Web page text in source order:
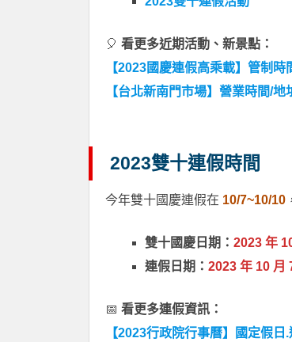
🎈 看更多近期活動、新景點：
【2023國慶連假高乘載】管制
【台北新南門市場】營業時間/
2023雙十連假時間
今年雙十國慶連假在 10/7~10/10
雙十國慶日期： 2023 年
連假日期： 2023 年 10 月
📅 看更多連假資訊：
【2023行政院行事曆】國定假